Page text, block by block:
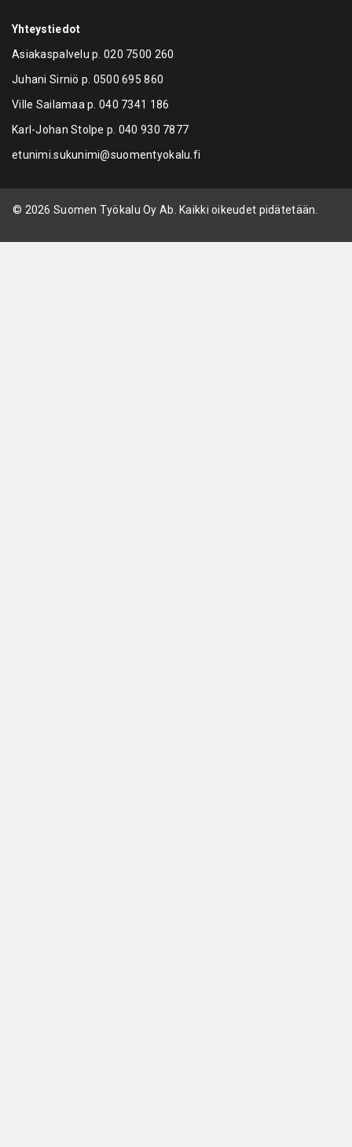
Yhteystiedot
Asiakaspalvelu p.020 7500 260
Juhani Sirniö p. 0500 695 860
Ville Sailamaa p.040 7341 186
Karl-Johan Stolpe p. 040 930 7877
etunimi.sukunimi@suomentyokalu.fi
© 2026 Suomen Työkalu Oy Ab. Kaikki oikeudet pidätetään.